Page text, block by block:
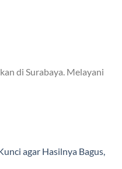
di Surabaya. Melayani
agar Hasilnya Bagus,